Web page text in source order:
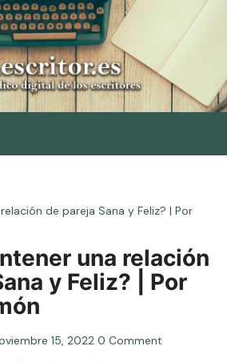
los escritores
de pareja Sana y Feliz? | Por
una relación
y Feliz? | Por
15, 2022 0 Comment